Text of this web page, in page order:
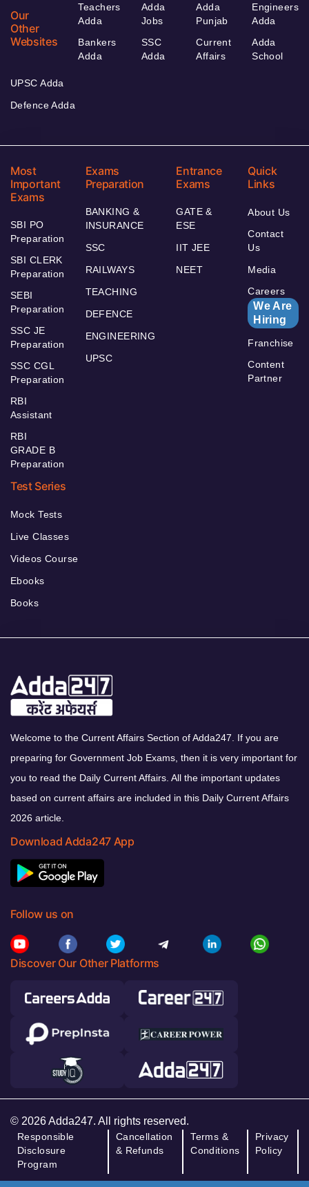
Our
Other
Websites
Teachers
Adda
Bankers
Adda
Adda
Jobs
SSC
Adda
Adda
Punjab
Current
Affairs
Engineers
Adda
Adda
School
UPSC Adda
Defence Adda
Most
Important
Exams
SBI PO
Preparation
SBI CLERK
Preparation
SEBI
Preparation
SSC JE
Preparation
SSC CGL
Preparation
RBI
Assistant
RBI
GRADE B
Preparation
Exams
Preparation
BANKING &
INSURANCE
SSC
RAILWAYS
TEACHING
DEFENCE
ENGINEERING
UPSC
Entrance
Exams
GATE &
ESE
IIT JEE
NEET
Quick
Links
About Us
Contact
Us
Media
Careers
We Are
Hiring
Franchise
Content
Partner
Test Series
Mock Tests
Live Classes
Videos Course
Ebooks
Books
Welcome to the Current Affairs Section of Adda247. If you are
preparing for Government Job Exams, then it is very important for
you to read the Daily Current Affairs. All the important updates
based on current affairs are included in this Daily Current Affairs
2026 article.
Download Adda247 App
Follow us on
Discover Our Other Platforms
© 2026 Adda247. All rights reserved.
Responsible
Disclosure
Program
Cancellation
& Refunds
Terms &
Conditions
Privacy
Policy